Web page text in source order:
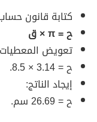
كتابة قانون
ح = π × ق
تعويض
ح = 3.14 × 8.5.
إيجاد الناتج:
ح = 26.69 سم.